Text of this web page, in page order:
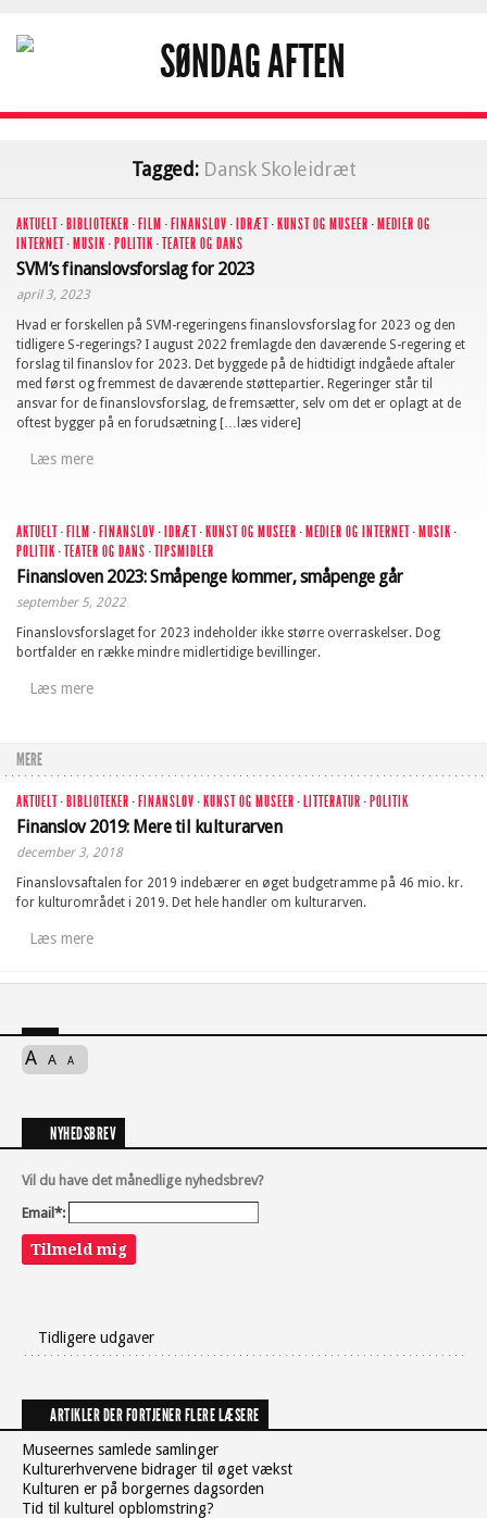
Tagged: Dansk Skoleidræt
AKTUELT· BIBLIOTEKER · FILM · FINANSLOV · IDRÆT· KUNST OG MUSEER · MEDIER OG
INTERNET· MUSIK · POLITIK ·TEATER OG DANS
SVM’s finanslovsforslag for 2023
april 3, 2023
Hvad er forskellen på SVM-regeringens finanslovsforslag for 2023 og den
tidligere S-regerings? I august 2022 fremlagde den daværende S-regering et
forslag til finanslov for 2023. Det byggede på de hidtidigt indgåede aftaler
med først og fremmest de daværende støttepartier. Regeringer står til
ansvar for de finanslovsforslag, de fremsætter, selv om det er oplagt at de
oftest bygger på en forudsætning […læs videre]
Læs mere
AKTUELT· FILM · FINANSLOV · IDRÆT· KUNST OG MUSEER · MEDIER OG INTERNET· MUSIK ·
POLITIK ·TEATER OG DANS ·TIPSMIDLER
Finansloven 2023: Småpenge kommer, småpenge går
september 5, 2022
Finanslovsforslaget for 2023 indeholder ikke større overraskelser. Dog
bortfalder en række mindre midlertidige bevillinger.
Læs mere
MERE
AKTUELT· BIBLIOTEKER · FINANSLOV · KUNST OG MUSEER · LITTERATUR · POLITIK
Finanslov 2019: Mere til kulturarven
december 3, 2018
Finanslovsaftalen for 2019 indebærer en øget budgetramme på 46 mio. kr.
for kulturområdet i 2019. Det hele handler om kulturarven.
Læs mere
A A A
NYHEDSBREV
Vil du have det månedlige nyhedsbrev?
Email*:
Tilmeld mig
Tidligere udgaver
ARTIKLER DER FORTJENER FLERE LÆSERE
Museernes samlede samlinger
Kulturerhvervene bidrager til øget vækst
Kulturen er på borgernes dagsorden
Tid til kulturel opblomstring?